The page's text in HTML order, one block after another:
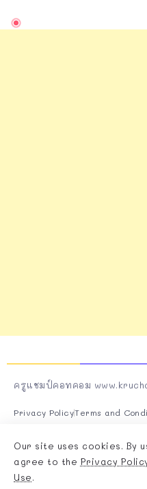
ครูแชมป์คอทคอม
Privacy PolicyTerms and
Copyright & Design By
Our site uses cookies. By
agree to the Privacy
Use.